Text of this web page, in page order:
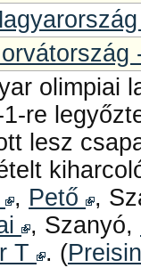
olimpiai
re
lesz
, Pető
,
, Szanyó,
T
. (